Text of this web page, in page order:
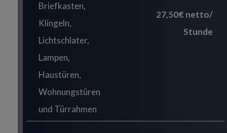
Briefkasten,
Klingeln,
Lichtschlater,
Lampen,
Haustüren,
Wohnungstüren
und Türrahmen
27,50€ netto/
Stunde